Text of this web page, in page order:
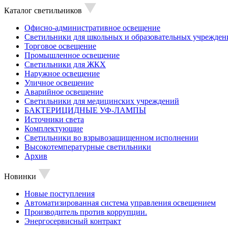
Каталог светильников
Офисно-административное освещение
Светильники для школьных и образовательных
Торговое освещение
Промышленное освещение
Светильники для ЖКХ
Наружное освещение
Уличное освещение
Аварийное освещение
Светильники для медицинских учреждений
БАКТЕРИЦИДНЫЕ УФ-ЛАМПЫ
Источники света
Комплектующие
Светильники во взрывозащищенном исполнении
Высокотемпературные светильники
Архив
Новинки
Новые поступления
Автоматизированная система управления освещением
Производитель против коррупции.
Энергосервисный контракт